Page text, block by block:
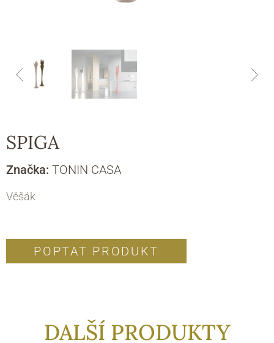
SPIGA
Značka: TONIN CASA
Věšák
POPTAT PRODUKT
DALŠÍ PRODUKTY